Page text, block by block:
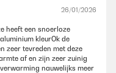
26/01/2026
heeft een snoerloze
kleurOk de
zeer tevreden met deze
af en zijn zeer zuinig
nauwelijks meer